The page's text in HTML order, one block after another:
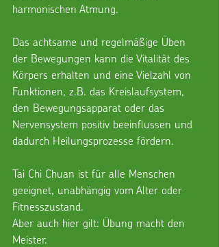
harmonischen Atmung.
Das achtsame und regelmäßige Üben
der Bewegungen kann die Vitalität des
Körpers erhalten und eine Vielzahl von
Funktionen, z.B. das Kreislaufsystem,
den Bewegungsapparat oder das
Nervensystem positiv beeinflussen und
dadurch Heilungsprozesse fördern.
Tai Chi Chuan ist für alle Menschen
geeignet, unabhängig vom Alter oder
Fitnesszustand.
Aber auch hier gilt: Übung macht den
Meister.